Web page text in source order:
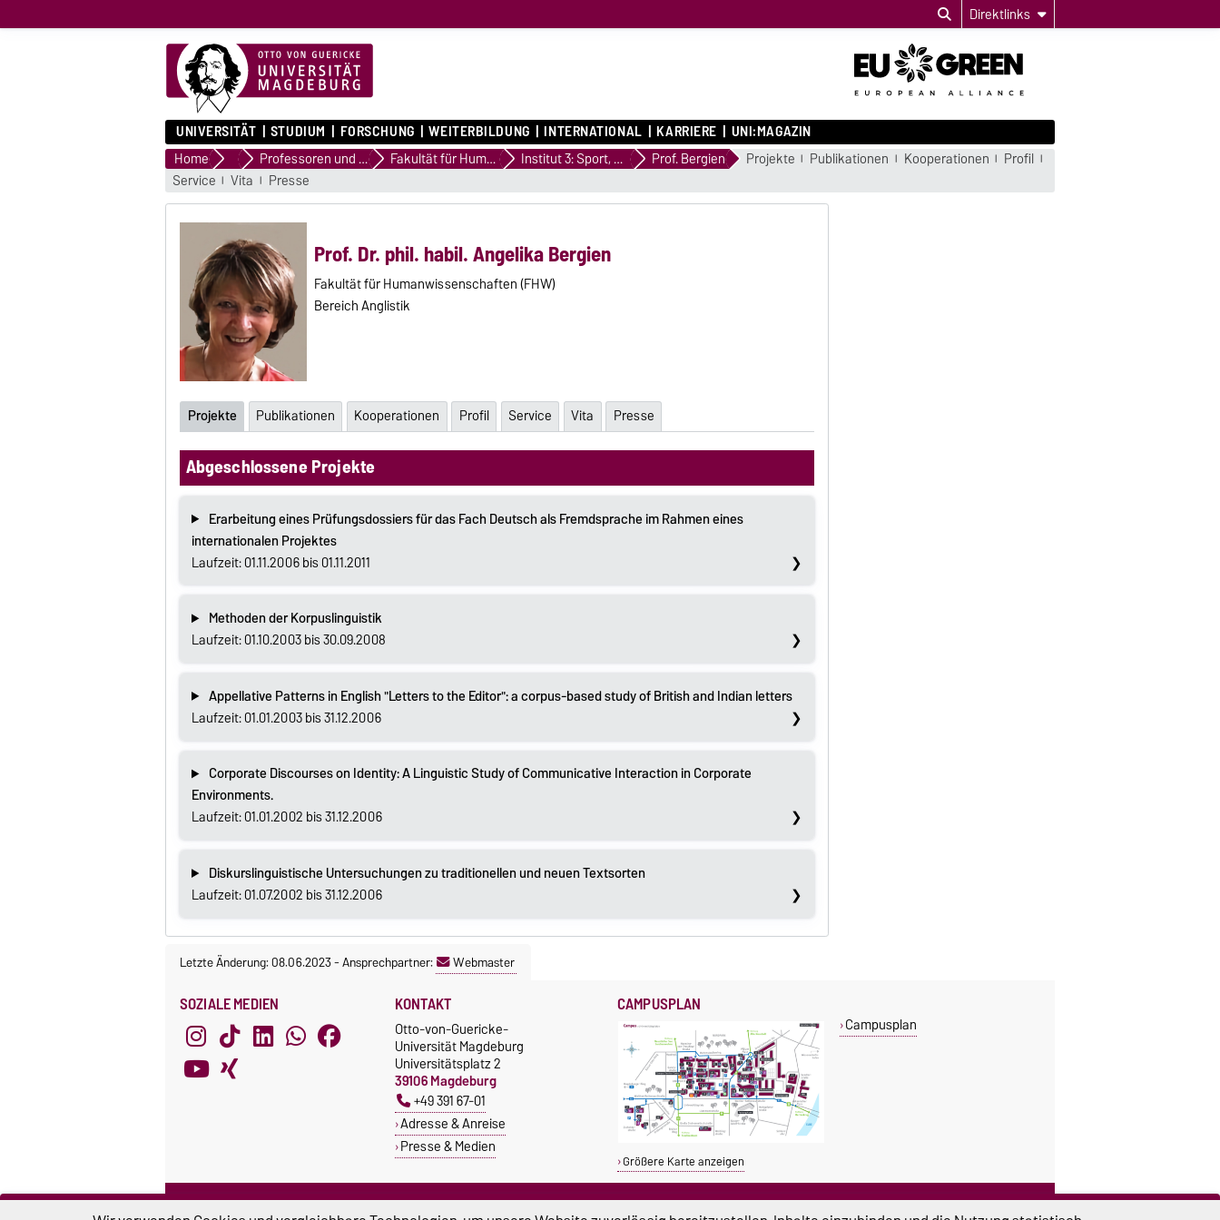
Direktlinks
UNIVERSITÄT STUDIUM FORSCHUNG WEITERBILDUNG INTERNATIONAL KARRIERE UNI:MAGAZIN
Home Forschungsprofil Professoren und Professorinnen Fakultät für Humanwissenschaften Institut 3: Sport, Sprache und Philosophie Prof. Bergien Projekte Publikationen Kooperationen
Profil
Service
Vita Presse
Prof. Dr. phil. habil. Angelika Bergien
Fakultät für Humanwissenschaften (FHW)
Bereich Anglistik
Projekte Publikationen Kooperationen Profil Service Vita Presse
Abgeschlossene Projekte
Erarbeitung eines Prüfungsdossiers für das Fach Deutsch als Fremdsprache im Rahmen eines
internationalen Projektes
Laufzeit: 01.11.2006 bis 01.11.2011
Methoden der Korpuslinguistik
Laufzeit: 01.10.2003 bis 30.09.2008
Appellative Patterns in English "Letters to the Editor": a corpus-based study of British and Indian letters
Laufzeit: 01.01.2003 bis 31.12.2006
Corporate Discourses on Identity: A Linguistic Study of Communicative Interaction in Corporate
Environments.
Laufzeit: 01.01.2002 bis 31.12.2006
Diskurslinguistische Untersuchungen zu traditionellen und neuen Textsorten
Laufzeit: 01.07.2002 bis 31.12.2006
Letzte Änderung: 08.06.2023-Ansprechpartner: Webmaster
SOZIALE MEDIEN KONTAKT
Otto-von-Guericke-
Universität Magdeburg
Universitätsplatz 2
39106 Magdeburg
+49 391 67-01
Adresse & Anreise
Presse & Medien
CAMPUSPLAN
Größere Karte anzeigen
Campusplan
ZERTIFIKATE STUDIUM & CAMPUS SERVICE DIESE SEITE